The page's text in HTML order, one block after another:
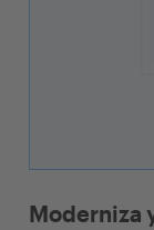
Moderniza